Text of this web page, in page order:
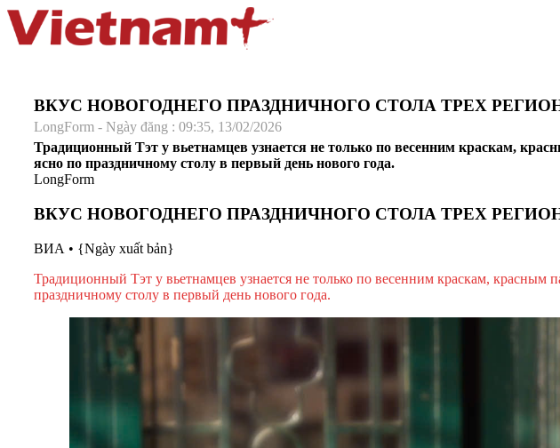
ВКУС НОВОГОДНЕГО ПРАЗДНИЧНОГО СТОЛА ТРЕХ
LongForm - Ngày đăng : 09:35, 13/02/2026
Традиционный Тэт у вьетнамцев узнается не только по весенним краскам,
ясно по праздничному столу в первый день нового года.
LongForm
ВКУС НОВОГОДНЕГО ПРАЗДНИЧНОГО СТОЛА ТРЕХ
ВИА • {Ngày xuất bản}
Традиционный Тэт у вьетнамцев узнается не только по весенним краскам,
праздничному столу в первый день нового года.